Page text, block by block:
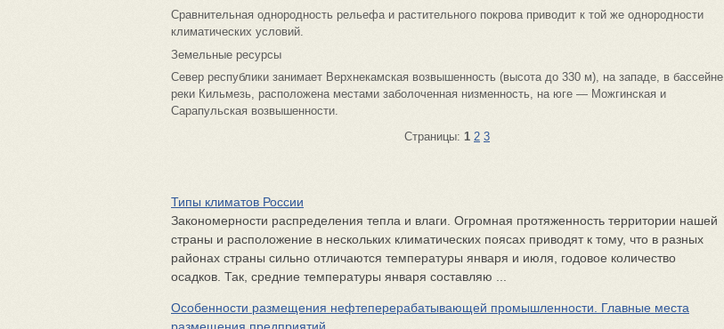
Сравнительная однородность рельефа и растительного покрова приводит к той же однородности
климатических условий.
Земельные ресурсы
Север республики занимает Верхнекамская возвышенность (высота до 330 м), на западе, в бассейне
реки Кильмезь, расположена местами заболоченная низменность, на юге — Можгинская и
Сарапульская возвышенности.
Страницы: 1 2 3
Типы климатов России
Закономерности распределения тепла и влаги. Огромная протяженность территории нашей
страны и расположение в нескольких климатических поясах приводят к тому, что в разных
районах страны сильно отличаются температуры января и июля, годовое количество
осадков. Так, средние температуры января составляю ...
Особенности размещения нефтеперерабатывающей промышленности. Главные места
размещения предприятий